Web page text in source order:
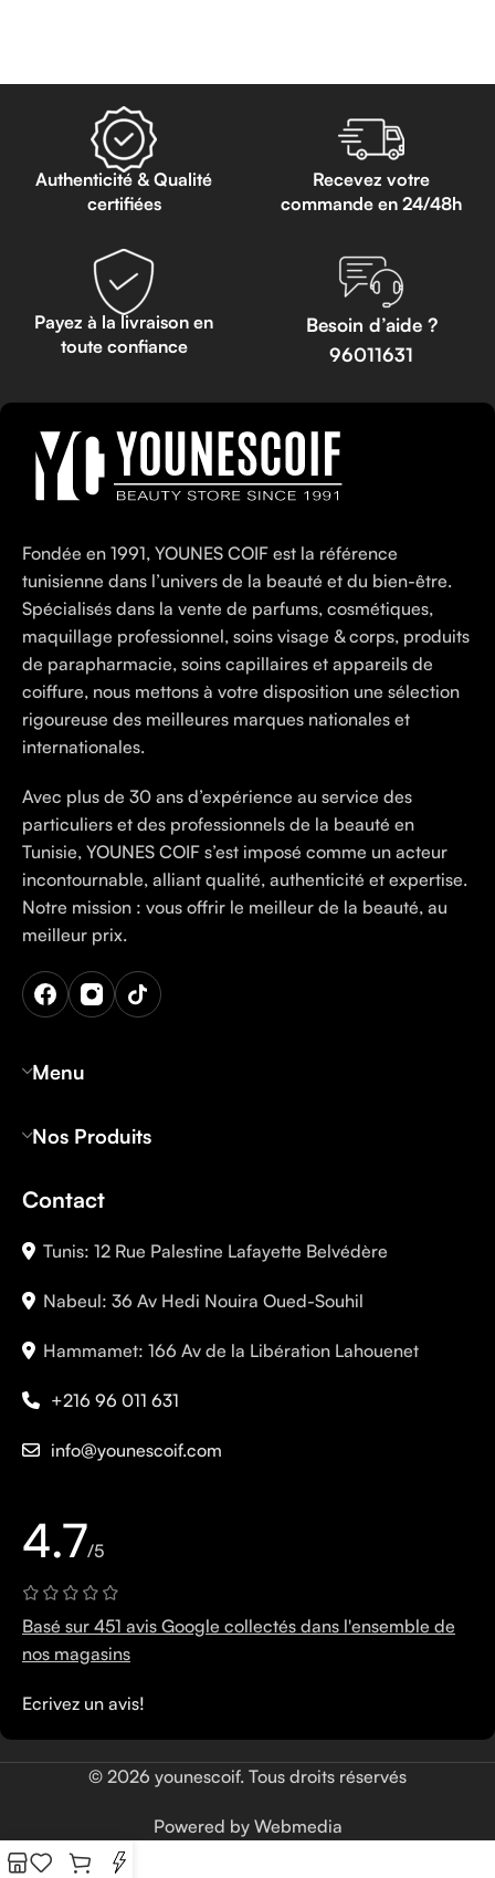
Authenticité & Qualité
certifiées
Recevez votre
commande en 24/48h
Payez à la livraison en
toute confiance
Besoin d’aide ?
96011631
Fondée en 1991, YOUNES COIF est la référence
tunisienne dans l’univers de la beauté et du bien-être.
Spécialisés dans la vente de parfums, cosmétiques,
maquillage professionnel, soins visage & corps, produits
de parapharmacie, soins capillaires et appareils de
coiffure, nous mettons à votre disposition une sélection
rigoureuse des meilleures marques nationales et
internationales.
Avec plus de 30 ans d’expérience au service des
particuliers et des professionnels de la beauté en
Tunisie, YOUNES COIF s’est imposé comme un acteur
incontournable, alliant qualité, authenticité et expertise.
Notre mission : vous offrir le meilleur de la beauté, au
meilleur prix.
Menu
Nos Produits
Contact
Tunis: 12 Rue Palestine Lafayette Belvédère
Nabeul: 36 Av Hedi Nouira Oued-Souhil
Hammamet: 166 Av de la Libération Lahouenet
+216 96 011 631
info@younescoif.com
4.7/5
Basé sur 451 avis Google collectés dans l'ensemble de
nos magasins
Ecrivez un avis!
© 2026 younescoif. Tous droits réservés
Powered by Webmedia